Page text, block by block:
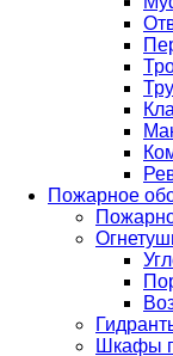
Пожарное
Шкафы